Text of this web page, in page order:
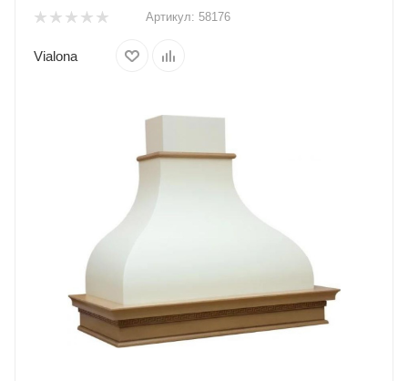
Артикул: 58176
Vialona